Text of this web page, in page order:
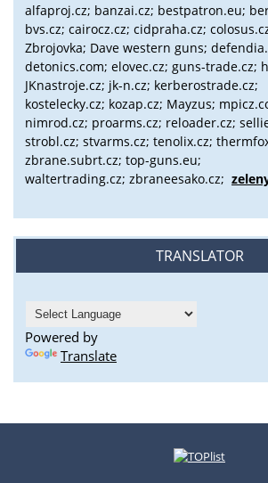
alfaproj.cz; banzai.cz; bestpatron.eu;
bvs.cz; cairocz.cz; cidpraha.cz;
Zbrojovka; Dave western guns;
detonics.com; elovec.cz; guns-trade.cz;
JKnastroje.cz; jk-n.cz; kerberostrade.cz;
kostelecky.cz; kozap.cz; Mayzus;
nimrod.cz; proarms.cz; reloader.cz;
strobl.cz; stvarms.cz; tenolix.cz;
zbrane.subrt.cz; top-guns.eu;
waltertrading.cz; zbraneesako.cz;
TRANSLATOR
Powered by
Translate